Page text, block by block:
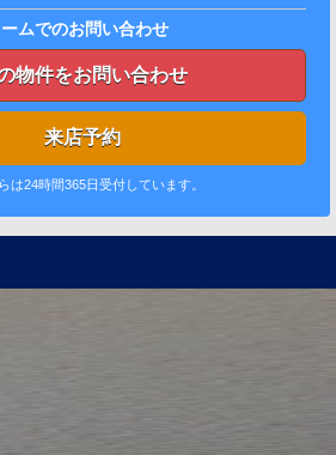
ムでのお問い合わせ
物件をお問い合わせ
来店予約
は24時間365日受付しています。